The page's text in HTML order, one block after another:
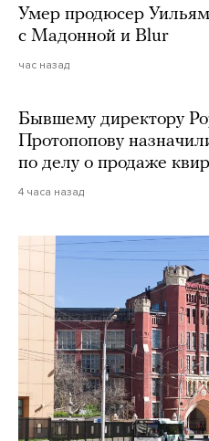
Умер продюсер
с Мадонной и Blur
час назад
Бывшему директору
Протопопову
по делу о продаже
4 часа назад